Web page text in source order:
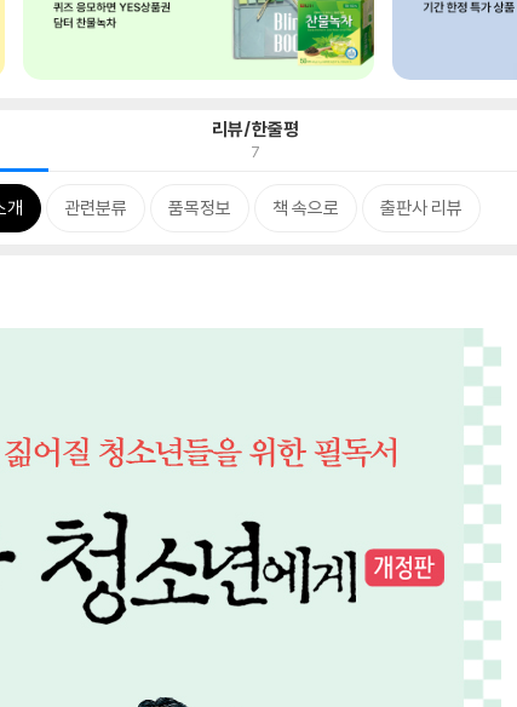
리뷰/한줄평
7
개 관련분류 품목정보 책 속으로 출판사 리뷰